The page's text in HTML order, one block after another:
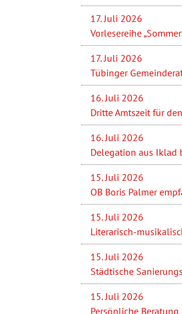
17. Juli 2026
Vorlesereihe
17. Juli 2026
Tübinger
16. Juli 2026
Dritte Amtszeit für
16. Juli 2026
Delegation aus Iklad
15. Juli 2026
OB Boris Palmer
15. Juli 2026
Literarisch-
15. Juli 2026
Städtische
15. Juli 2026
Persönliche